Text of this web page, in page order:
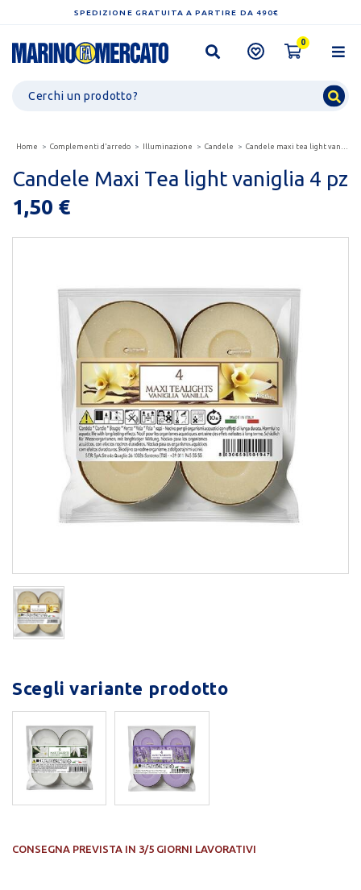
SPEDIZIONE GRATUITA A PARTIRE DA 490€
0
Home Complementi d'arredo Illuminazione Candele Candele maxi tea light vaniglia 4 pz
Candele Maxi Tea light vaniglia 4 pz
1,50 €
Scegli variante prodotto
CONSEGNA PREVISTA IN 3/5 GIORNI LAVORATIVI